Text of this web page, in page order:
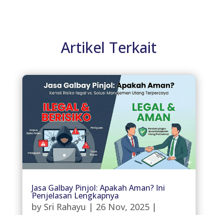
Artikel Terkait
Jasa Galbay Pinjol: Apakah Aman? Ini
Penjelasan Lengkapnya
by Sri Rahayu | 26 Nov, 2025|